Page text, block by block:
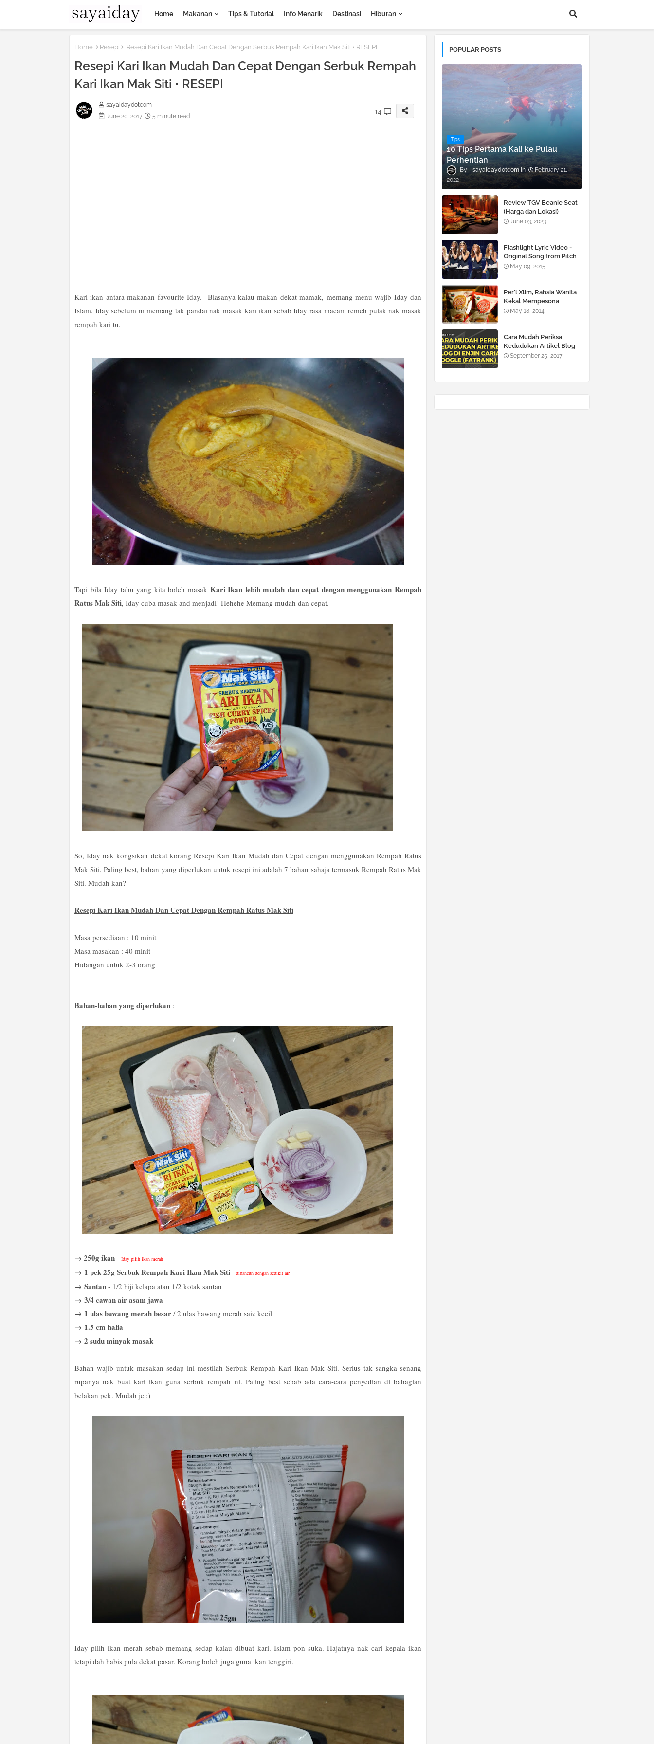
Home Makanan Tips & Tutorial Info Menarik Destinasi Hiburan
Home Resepi Resepi Kari Ikan Mudah Dan Cepat Dengan Serbuk Rempah Kari Ikan Mak Siti • RESEPI
Resepi Kari Ikan Mudah Dan Cepat Dengan Serbuk Rempah
Kari Ikan Mak Siti • RESEPI
sayaidaydotcom
June 20, 2017
5 minute read
14
Kari ikan antara makanan favourite Iday. Biasanya kalau makan dekat mamak, memang menu wajib Iday dan
Islam. Iday sebelum ni memang tak pandai nak masak kari ikan sebab Iday rasa macam remeh pulak nak masak
rempah kari tu.
Tapi bila Iday tahu yang kita boleh masak Kari Ikan lebih mudah dan cepat dengan menggunakan Rempah
Ratus Mak Siti, Iday cuba masak and menjadi! Hehehe Memang mudah dan cepat.
So, Iday nak kongsikan dekat korang Resepi Kari Ikan Mudah dan Cepat dengan menggunakan Rempah Ratus
Mak Siti. Paling best, bahan yang diperlukan untuk resepi ini adalah 7 bahan sahaja termasuk Rempah Ratus Mak
Siti. Mudah kan?
Resepi Kari Ikan Mudah Dan Cepat Dengan Rempah Ratus Mak Siti
Masa persediaan : 10 minit
Masa masakan : 40 minit
Hidangan untuk 2-3 orang
Bahan-bahan yang diperlukan :
→ 250g ikan - Iday pilih ikan merah
→ 1 pek 25g Serbuk Rempah Kari Ikan Mak Siti - dibancuh dengan sedikit air
→ Santan - 1/2 biji kelapa atau 1/2 kotak santan
→ 3/4 cawan air asam jawa
→ 1 ulas bawang merah besar / 2 ulas bawang merah saiz kecil
→ 1.5 cm halia
→ 2 sudu minyak masak
Bahan wajib untuk masakan sedap ini mestilah Serbuk Rempah Kari Ikan Mak Siti. Serius tak sangka senang
rupanya nak buat kari ikan guna serbuk rempah ni. Paling best sebab ada cara-cara penyedian di bahagian
belakan pek. Mudah je :)
Iday pilih ikan merah sebab memang sedap kalau dibuat kari. Islam pon suka. Hajatnya nak cari kepala ikan
tetapi dah habis pula dekat pasar. Korang boleh juga guna ikan tenggiri.
POPULAR POSTS
Tips
10 Tips Pertama Kali ke Pulau
Perhentian
sayaidaydotcom
February 21,
2022
Review TGV Beanie Seat
(Harga dan Lokasi)
June 03, 2023
Flashlight Lyric Video -
Original Song from Pitch
Perfect 2
May 09, 2015
Per’l Xlim, Rahsia Wanita
Kekal Mempesona
May 18, 2014
Cara Mudah Periksa
Kedudukan Artikel Blog
Di Enjin Carian Google
September 25, 2017